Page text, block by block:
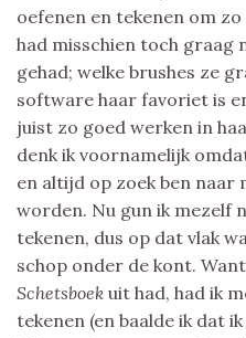
oefenen en tekenen om
had misschien toch graag
gehad; welke brushes ze
software haar favoriet is
juist zo goed werken in
denk ik voornamelijk
en altijd op zoek ben naar
worden. Nu gun ik mezelf
tekenen, dus op dat vlak
schop onder de kont.
Schetsboek uit had, had ik
tekenen (en baalde ik dat